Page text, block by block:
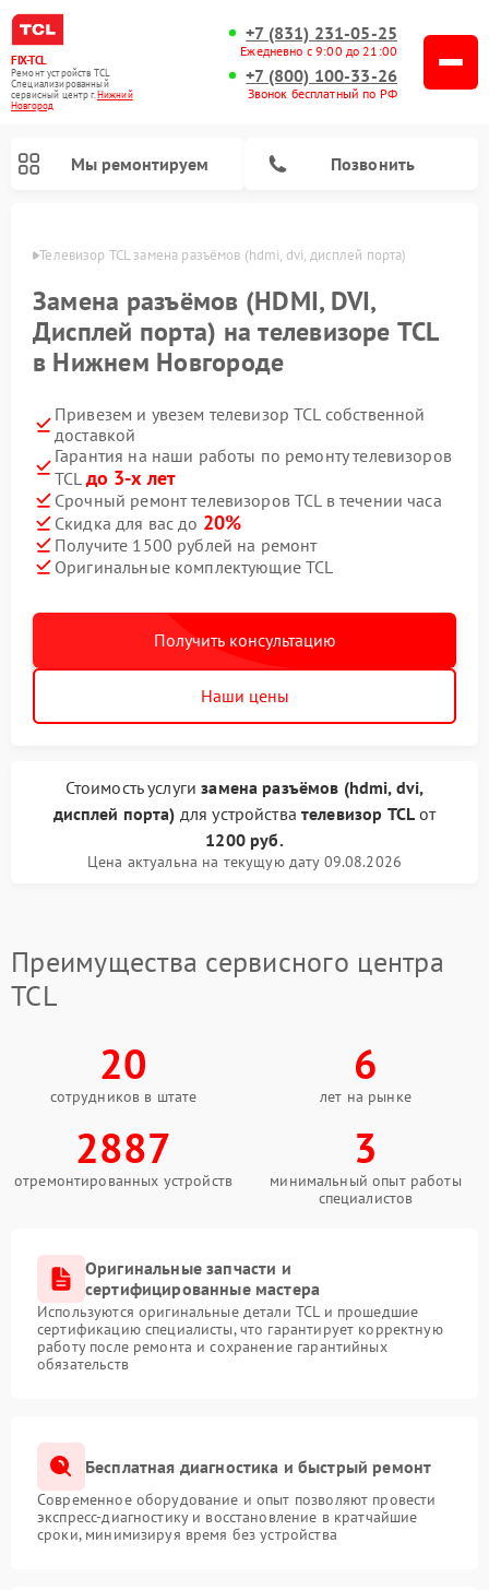
FIX-TCL
Ремонт устройств TCL
Специализированный
cервисный центр г.Нижний
Новгород
+7 (831) 231-05-25
Ежедневно с 9:00 до 21:00
+7 (800) 100-33-26
Звонок бесплатный по РФ
Мы ремонтируем Позвонить
Телевизор TCL замена разъёмов (hdmi, dvi, дисплей порта)
Замена разъёмов (HDMI, DVI,
Дисплей порта) на телевизоре TCL
в Нижнем Новгороде
Привезем и увезем телевизор TCL собственной
доставкой
Гарантия на наши работы по ремонту телевизоров
TCL до 3-х лет
Срочный ремонт телевизоров TCL в течении часа
Скидка для вас до 20%
Получите 1500 рублей на ремонт
Оригинальные комплектующие TCL
Получить консультацию
Наши цены
Стоимость услугизамена разъёмов (hdmi, dvi,
дисплей порта) для устройствателевизор TCL от
1200 руб.
Цена актуальна на текущую дату 09.08.2026
Преимущества сервисного центра
TCL
20
сотрудников в штате
6
лет на рынке
2887
отремонтированных устройств
3
минимальный опыт работы
специалистов
Оригинальные запчасти и
сертифицированные мастера
Используются оригинальные детали TCL и прошедшие
сертификацию специалисты, что гарантирует корректную
работу после ремонта и сохранение гарантийных
обязательств
Бесплатная диагностика и быстрый ремонт
Современное оборудование и опыт позволяют провести
экспресс-диагностику и восстановление в кратчайшие
сроки, минимизируя время без устройства